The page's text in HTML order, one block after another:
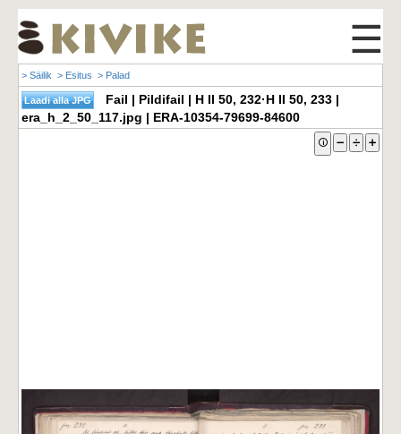
☰
> Säilik > Esitus > Palad
Fail | Pildifail | H II 50, 232·H II 50, 233 |
era_h_2_50_117.jpg | ERA-10354-79699-84600